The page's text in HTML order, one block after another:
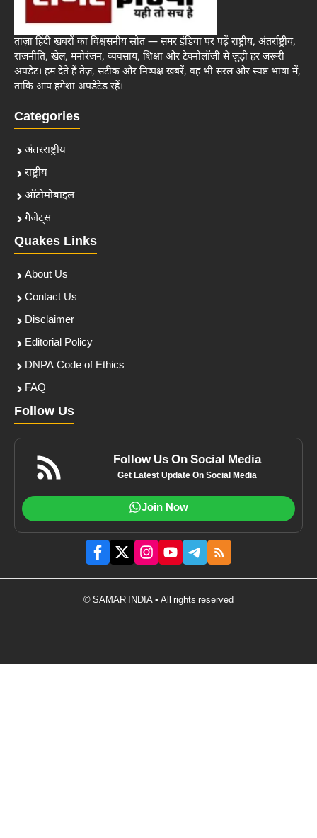
ताज़ा हिंदी खबरों का विश्वसनीय स्रोत — समर इंडिया पर पढ़ें राष्ट्रीय, अंतर्राष्ट्रीय,
राजनीति, खेल, मनोरंजन, व्यवसाय, शिक्षा और टेक्नोलॉजी से जुड़ी हर जरूरी
अपडेट। हम देते हैं तेज़, सटीक और निष्पक्ष खबरें, वह भी सरल और स्पष्ट भाषा में,
ताकि आप हमेशा अपडेटेड रहें।
Categories
अंतरराष्ट्रीय
राष्ट्रीय
ऑटोमोबाइल
गैजेट्स
Quakes Links
About Us
Contact Us
Disclaimer
Editorial Policy
DNPA Code of Ethics
FAQ
Follow Us
Follow Us On Social Media
Get Latest Update On Social Media
Join Now
© SAMAR INDIA • All rights reserved